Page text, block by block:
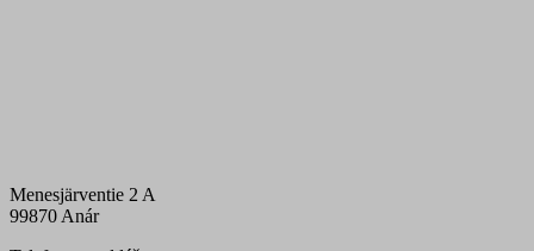
Menesjärventie 2 A
99870 Anár